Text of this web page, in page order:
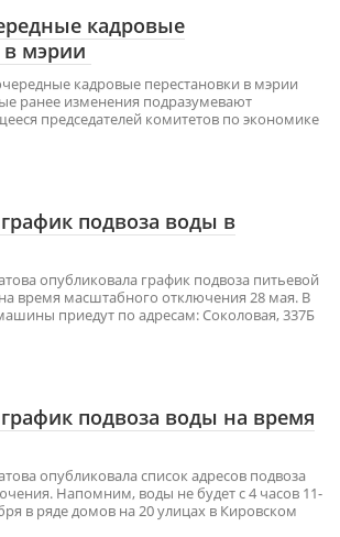
кадровые
в мэрии
кадровые перестановки в мэрии
ранее изменения подразумевают
председателей комитетов по экономике
подвоза воды в
опубликовала график подвоза питьевой
время масштабного отключения 28 мая. В
приедут по адресам: Соколовая, 337Б
подвоза воды на время
опубликовала список адресов подвоза
Напомним, воды не будет с 4 часов 11-
в ряде домов на 20 улицах в Кировском